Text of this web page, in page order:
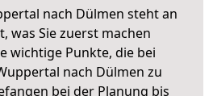
nach Dülmen steht an
was Sie zuerst machen
wichtige Punkte, die bei
nach Dülmen zu
bei der Planung bis